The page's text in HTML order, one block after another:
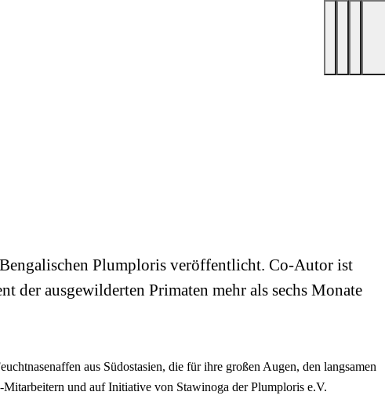
Plumploris veröffentlicht. Co-Autor ist
der ausgewilderten Primaten mehr als sechs Monate
aus Südostasien, die für ihre großen Augen, den langsamen
und auf Initiative von Stawinoga der Plumploris e.V.